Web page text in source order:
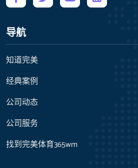
导航
知道完美
经典案例
公司动态
公司服务
找到完美体育365wm